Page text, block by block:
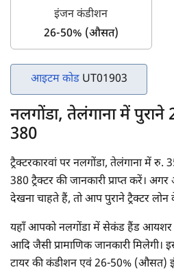
इंजन कंडीशन
26-50% (औसत)
आइटम कोड UT01903
नलगोंडा, तेलंगाना में
380
ट्रैक्टरकारवां पर नलगोंडा, तेलंगाना में
380 ट्रैक्टर की जानकारी प्राप्त करें।
देखना चाहते हैं, तो आप पुराने ट्रैक्टर
यहाँ आपको नलगोंडा में सेकंड हैंड आयशर
आदि जैसी प्रामाणिक जानकारी
टायर की कंडीशन एवं 26-50% (औसत)